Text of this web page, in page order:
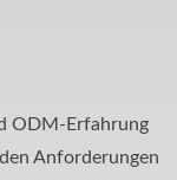
ODM-Erfahrung
Anforderungen